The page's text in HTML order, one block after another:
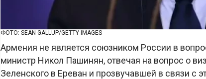
ФОТО: SEAN GALLUP/GETTY IMAGES
Армения не является союзником России в
министр Никол Пашинян, отвечая на вопрос о
Зеленского в Ереван и прозвучавшей в связи с